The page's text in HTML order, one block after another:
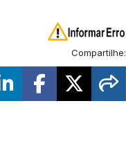
Compartilhe: